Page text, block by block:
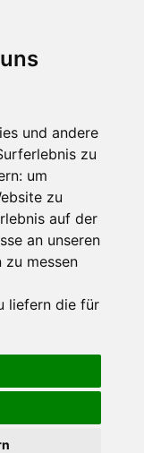
und andere
zu
um
zu
auf der
an unseren
zu messen
liefern die für